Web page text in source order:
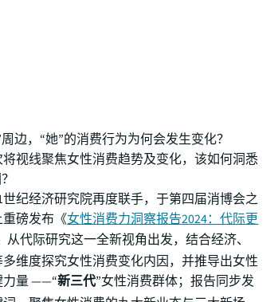
边，“她”的消费行为为何会发生变化？
视线聚焦女性消费趋势及变化，该如何洞悉
纪经济研究院再度联手，于第四届消博会之
磅发布《女性消费力洞察报告2024：代际更
从代际研究这一全新视角出发，结合经济、
维度探究女性消费变化内因，并推导出女性
力量 ——“新三代”女性消费群体；报告同步发